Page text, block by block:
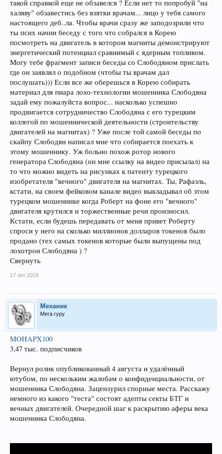
такой справкой еще не обзавелся ? Если нет то попробуй "на
халяву" обзавестись без взятки врачам... лицо у тебя самого
настоящего деб..ла. Чтобы врачи сразу же заподозрили что
ты псих начни беседу с того что собрался в Корею
посмотреть на двигатель в котором магниты демонстрируют
энергетический потенциал сравнимый с ядерным топливом.
Могу тебе фрагмент записи беседы со Слободяном прислать
где он заявлял о подобном (чтобы ты врачам дал
послушать))) Если все же оберешься в Корею собирать
материал для пиара лохо-технологии мошенника Слободяна
задай ему пожалуйста вопрос... насколько успешно
продвигается сотрудничество Слободяна с его турецким
коллегой по мошеннической деятельности (строительству
двигателей на магнитах) ? Уже после той самой беседы по
скайпу Слободян написал мне что собирается поехать к
этому мошеннику. Уж больно похож ротор нового
генератора Слободяна (он мне ссылку на видео присылал) на
то что можно видеть на рисунках к патенту турецкого
изобретателя "вечного" двигателя на магнитах. Ты, Рафаэль,
кстати, на своем фейковом канале видео выкладывал об этом
турецком мошеннике когда Роберт на фоне его "вечного"
двигателя крутился и торжественные речи произносил.
Кстати, если будешь передавать от меня привет Роберту
спроси у него на сколько миллионов долларов токенов было
продано (тех самых токенов которые были выпущены под
лохотрон Слободяна ) ?
Свернуть
17 окт 2019
Механик
Мега гуру
MOHAPX100
3,47 тыс. подписчиков
Вернул ролик опубликованный 4 августа и удалённый
ютубом, по нескольким жалобам о конфиденциальности, от
мошенника Слободяна. Зацензурил спорные места. Расскажу
немного из какого "теста" состоят адепты секты БТГ и
вечных двигателей. Очередной шаг к раскрытию аферы века
мошенника Слободяна.